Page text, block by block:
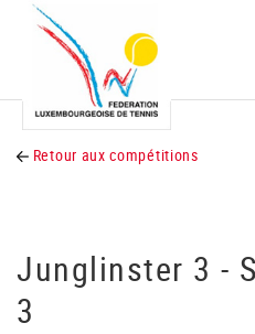
Retour aux compétitions
Junglinster 3 -
3